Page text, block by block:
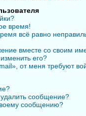
время!
всё равно
вместе со своим
его?
от меня требуют
сообщение?
сообщению?